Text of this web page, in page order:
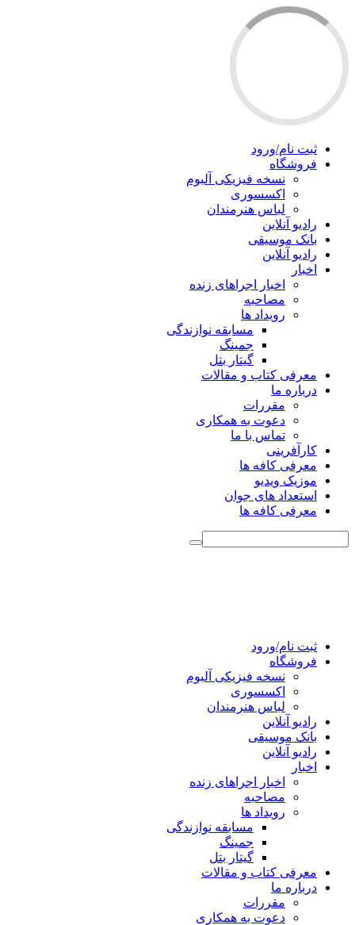
ثبت نام/ورود
فروشگاه
نسخه فیزیکی آلبوم
اکسسوری
لباس هنرمندان
رادیو آنلاین
بانک موسیقی
رادیو آنلاین
اخبار
اخبار اجراهای زنده
مصاحبه
رویداد ها
مسابقه نوازندگی
جمینگ
گیتار بتل
معرفی کتاب و مقالات
درباره ما
مقررات
دعوت به همکاری
تماس با ما
کارآفرینی
معرفی کافه ها
موزیک ویدیو
استعداد های جوان
معرفی کافه ها
ثبت نام/ورود
فروشگاه
نسخه فیزیکی آلبوم
اکسسوری
لباس هنرمندان
رادیو آنلاین
بانک موسیقی
رادیو آنلاین
اخبار
اخبار اجراهای زنده
مصاحبه
رویداد ها
مسابقه نوازندگی
جمینگ
گیتار بتل
معرفی کتاب و مقالات
درباره ما
مقررات
دعوت به همکاری